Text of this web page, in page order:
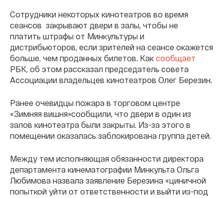
Сотрудники некоторых кинотеатров во время
сеансов закрывают двери в залы, чтобы не
платить штрафы от Минкультуры и
дистрибьюторов, если зрителей на сеансе окажется
больше, чем проданных билетов. Как сообщает
РБК, об этом рассказал председатель совета
Ассоциации владельцев кинотеатров Олег Березин.
Ранее очевидцы пожара в торговом центре
«Зимняя вишня»сообщили, что двери в один из
залов кинотеатра были закрыты. Из-за этого в
помещении оказалась заблокирована группа детей.
Между тем исполняющая обязанности директора
департамента кинематографии Минкульта Ольга
Любимова назвала заявление Березина «циничной
попыткой уйти от ответственности и выйти из-под